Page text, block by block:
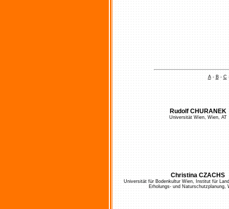
A-B-C
Rudolf CHURANEK
Universität Wien, Wien, AT
Christina CZACHS
Universität für Bodenkultur Wien, Institut für
Erholungs- und Naturschutzplanung,